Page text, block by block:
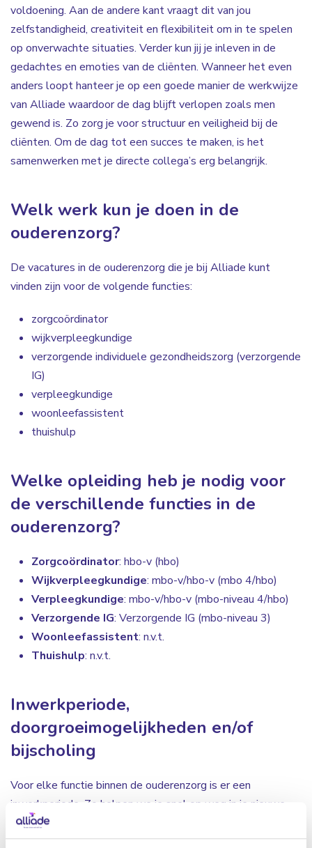
voldoening. Aan de andere kant vraagt dit van jou
zelfstandigheid, creativiteit en flexibiliteit om in te spelen
op onverwachte situaties. Verder kun jij je inleven in de
gedachtes en emoties van de cliënten. Wanneer het even
anders loopt hanteer je op een goede manier de werkwijze
van Alliade waardoor de dag blijft verlopen zoals men
gewend is. Zo zorg je voor structuur en veiligheid bij de
cliënten. Om de dag tot een succes te maken, is het
samenwerken met je directe collega’s erg belangrijk.
Welk werk kun je doen in de
ouderenzorg?
De vacatures in de ouderenzorg die je bij Alliade kunt
vinden zijn voor de volgende functies:
zorgcoördinator
wijkverpleegkundige
verzorgende individuele gezondheidszorg (verzorgende
IG)
verpleegkundige
woonleefassistent
thuishulp
Welke opleiding heb je nodig voor
de verschillende functies in de
ouderenzorg?
Zorgcoördinator: hbo-v (hbo)
Wijkverpleegkundige: mbo-v/hbo-v (mbo 4/hbo)
Verpleegkundige: mbo-v/hbo-v (mbo-niveau 4/hbo)
Verzorgende IG: Verzorgende IG (mbo-niveau 3)
Woonleefassistent: n.v.t.
Thuishulp: n.v.t.
Inwerkperiode,
doorgroeimogelijkheden en/of
bijscholing
Voor elke functie binnen de ouderenzorg is er een
inwerkperiode. Zo helpen we je snel op weg in je nieuwe
baan in de ouderenzorg en leer je de zorglocatie waar je
werkt snel kennen. Per locatie of team is er iemand die je